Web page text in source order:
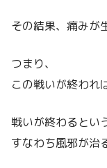
その結果、痛みが
つまり、
この戦いが終われ
戦いが終わるとい
すなわち風邪が治